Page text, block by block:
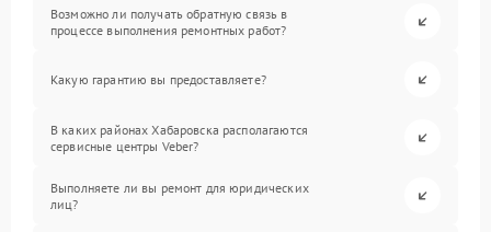
Возможно ли получать обратную связь в
процессе выполнения ремонтных работ?
Какую гарантию вы предоставляете?
В каких районах Хабаровска располагаются
сервисные центры Veber?
Выполняете ли вы ремонт для юридических
лиц?